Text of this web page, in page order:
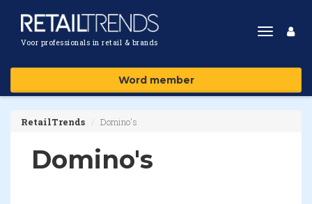
Voor professionals in retail & brands
Toggle
Word member
RetailTrends Domino's
Domino's